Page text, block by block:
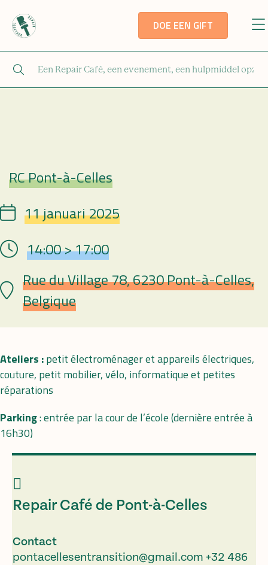
DOE EEN GIFT
Repair Café
RC Pont-à-Celles
Date 11 januari 2025
Hour 14:00 > 17:00
PlaatsRue du Village 78, 6230 Pont-à-Celles,
Belgique
Ateliers :petit électroménager et appareils électriques,
couture, petit mobilier, vélo, informatique et petites
réparations
Parking: entrée par la cour de l’école (dernière entrée à
16h30)
Repair Café de Pont-à-Celles
Contact
pontacellesentransition@gmail.com +32 486